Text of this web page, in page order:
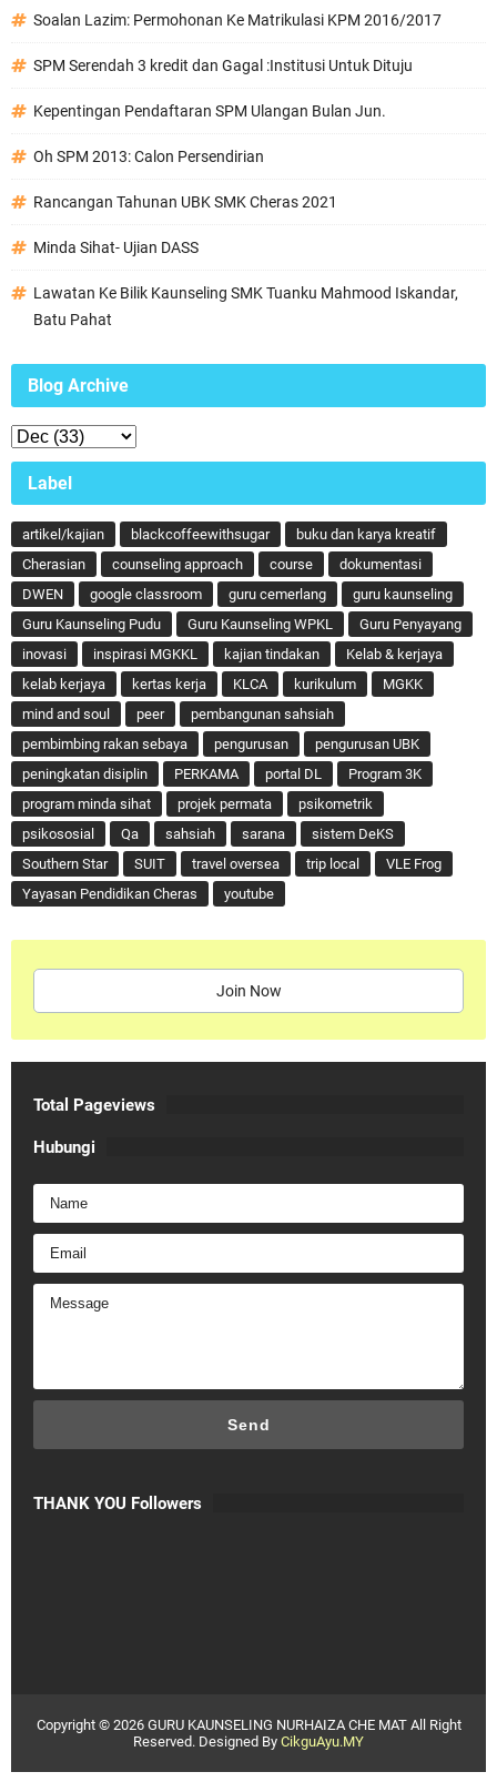
Soalan Lazim: Permohonan Ke Matrikulasi KPM 2016/2017
SPM Serendah 3 kredit dan Gagal :Institusi Untuk Dituju
Kepentingan Pendaftaran SPM Ulangan Bulan Jun.
Oh SPM 2013: Calon Persendirian
Rancangan Tahunan UBK SMK Cheras 2021
Minda Sihat- Ujian DASS
Lawatan Ke Bilik Kaunseling SMK Tuanku Mahmood Iskandar,
Batu Pahat
Blog Archive
Label
artikel/kajian blackcoffeewithsugar
buku dan karya kreatif
Cherasian
counseling approach course
dokumentasi
DWEN
google classroom guru cemerlang
guru kaunseling
Guru Kaunseling Pudu
Guru Kaunseling WPKL
Guru Penyayang
inovasi
inspirasi MGKKL kajian tindakan
Kelab & kerjaya
kelab kerjaya
kertas kerja KLCA kurikulum
MGKK
mind and soul
peer
pembangunan sahsiah
pembimbing rakan sebaya
pengurusan
pengurusan UBK
peningkatan disiplin
PERKAMA portal DL
Program 3K
program minda sihat
projek permata
psikometrik
psikososial
Qa sahsiah sarana
sistem DeKS
Southern Star
SUIT travel oversea trip local
VLE Frog
Yayasan Pendidikan Cheras
youtube
Join Now
Total Pageviews
Hubungi
THANK YOU Followers
Copyright © 2026 GURU KAUNSELING NURHAIZA CHE MAT All Right
Reserved. Designed By CikguAyu.MY